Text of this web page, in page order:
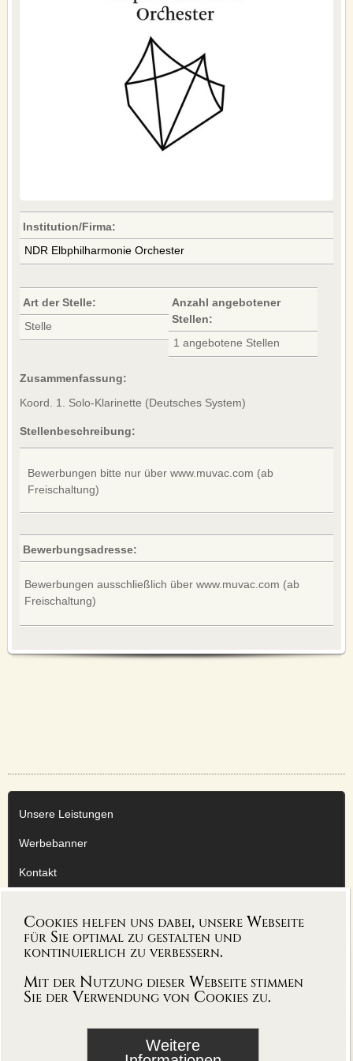
SERVICE
UNSERE LEISTUNGEN
IMPRESSUM
AGB
English version
Institution/Firma:
NDR Elbphilharmonie Orchester
Art der Stelle:
Stelle
Anzahl angebotener
Stellen:
1 angebotene Stellen
Zusammenfassung:
Koord. 1. Solo-Klarinette (Deutsches System)
Stellenbeschreibung:
Bewerbungen bitte nur über www.muvac.com (ab
Freischaltung)
Bewerbungsadresse:
Bewerbungen ausschließlich über www.muvac.com (ab
Freischaltung)
Unsere Leistungen
Werbebanner
Kontakt
Datenschutzerklärung
AGB
folgen sie uns auf
Cookies helfen uns dabei, unsere Webseite
für Sie optimal zu gestalten und
kontinuierlich zu verbessern.
Mit der Nutzung dieser Webseite stimmen
Sie der Verwendung von Cookies zu.
Weitere